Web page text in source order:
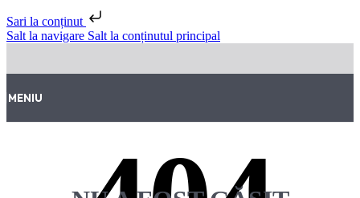
Sari la conținut
Salt la navigare Salt la conținutul principal
MENIU